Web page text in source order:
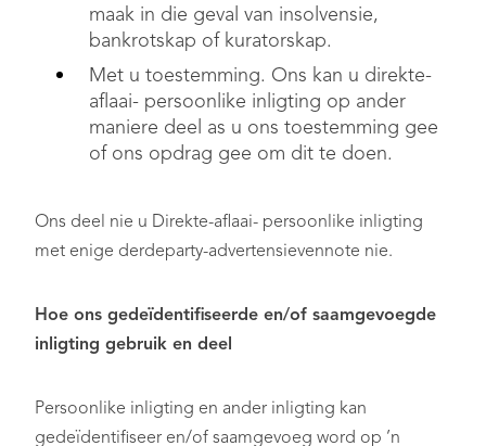
maak in die geval van insolvensie,
bankrotskap of kuratorskap.
Met u toestemming. Ons kan u direkte-
aflaai- persoonlike inligting op ander
maniere deel as u ons toestemming gee
of ons opdrag gee om dit te doen.
Ons deel nie u Direkte-aflaai- persoonlike inligting
met enige derdeparty-advertensievennote nie.
Hoe ons gedeïdentifiseerde en/of saamgevoegde
inligting gebruik en deel
Persoonlike inligting en ander inligting kan
gedeïdentifiseer en/of saamgevoeg word op ’n